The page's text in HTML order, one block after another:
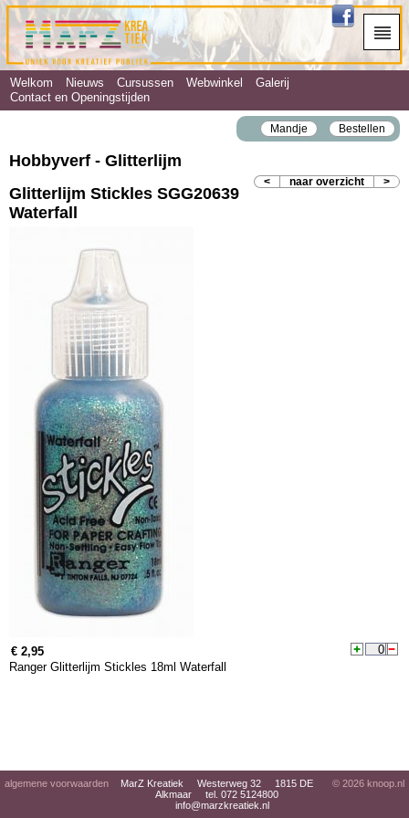
Welkom Nieuws Cursussen Webwinkel
Galerij
Contact en Openingstijden
Mandje Bestellen
Hobbyverf - Glitterlijm
< naar overzicht >
Glitterlijm Stickles SGG20639
Waterfall
€ 2,95
Ranger Glitterlijm Stickles 18ml Waterfall
algemene voorwaarden
MarZ Kreatiek Westerweg 32 1815 DE
Alkmaar tel. 072 5124800
info@marzkreatiek.nl
© 2026 knoop.nl